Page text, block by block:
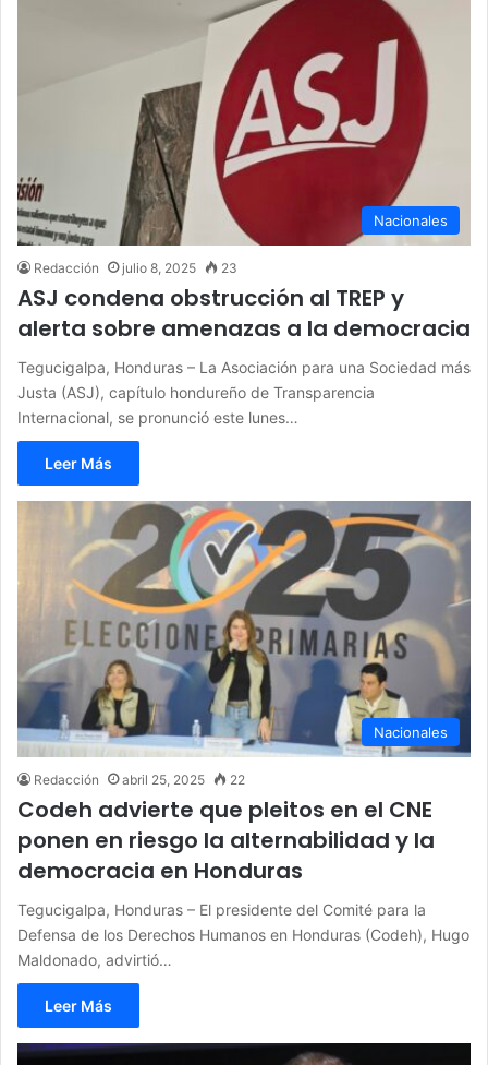
Nacionales
Redacción julio 8, 2025 23
ASJ condena obstrucción al TREP y
alerta sobre amenazas a la democracia
Tegucigalpa, Honduras – La Asociación para una Sociedad más
Justa (ASJ), capítulo hondureño de Transparencia
Internacional, se pronunció este lunes…
Leer Más
Nacionales
Redacción abril 25, 2025 22
Codeh advierte que pleitos en el CNE
ponen en riesgo la alternabilidad y la
democracia en Honduras
Tegucigalpa, Honduras – El presidente del Comité para la
Defensa de los Derechos Humanos en Honduras (Codeh), Hugo
Maldonado, advirtió…
Leer Más